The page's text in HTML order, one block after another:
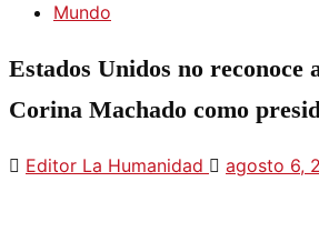
Mundo
Estados Unidos no reconoce
Corina Machado como
Editor La Humanidad agosto 6,